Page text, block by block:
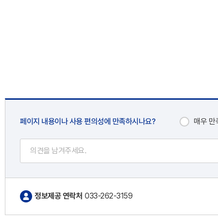
페이지 내용이나 사용 편의성에 만족하시나요? 매우 만
정보제공 연락처 033-262-3159